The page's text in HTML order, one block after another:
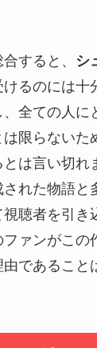
すると、
シ
るのには十
、全ての人に
限らないた
は言い切れ
れた物語と
聴者を引き
ァンがこの
であること